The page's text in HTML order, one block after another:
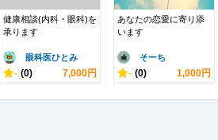
健康相談(内科・眼科)を
承ります
眼科医ひとみ
- (0) 7,000円
あなたの恋愛に寄り添
います
そーち
- (0) 1,000円